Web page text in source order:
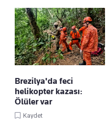
Brezilya'da feci
helikopter kazası:
Ölüler var
Kaydet